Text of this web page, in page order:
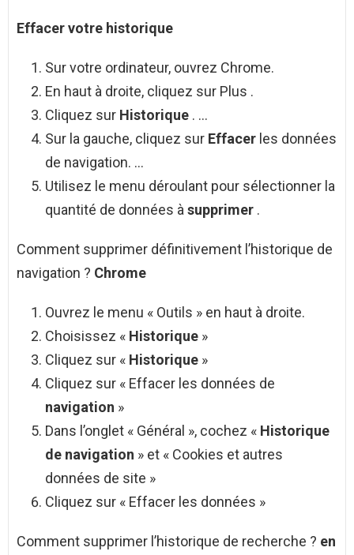
Effacervotre historique
Sur votre ordinateur, ouvrez Chrome.
En haut à droite, cliquez sur Plus .
Cliquez sur Historique . …
Sur la gauche, cliquez sur Effacer les données
de navigation. …
Utilisez le menu déroulant pour sélectionner la
quantité de données à supprimer .
Comment supprimer définitivement l’historique de
navigation ? Chrome
Ouvrez le menu « Outils » en haut à droite.
Choisissez « Historique »
Cliquez sur « Historique »
Cliquez sur « Effacer les données de
navigation »
Dans l’onglet « Général », cochez « Historique
de navigation » et « Cookies et autres
données de site »
Cliquez sur « Effacer les données »
Comment supprimer l’historique de recherche ? en